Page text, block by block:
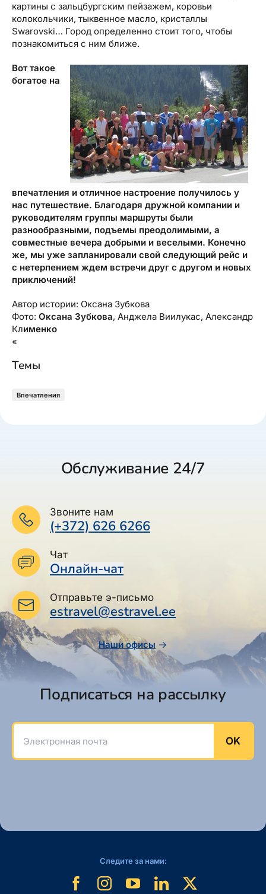
картины с зальцбургским пейзажем, коровьи
колокольчики, тыквенное масло, кристаллы
Swarovski… Город определенно стоит того, чтобы
познакомиться с ним ближе.
Вот такое
богатое на
впечатления и отличное настроение получилось у
нас путешествие. Благодаря дружной компании и
руководителям группы маршруты были
разнообразными, подъемы преодолимыми, а
совместные вечера добрыми и веселыми. Конечно
же, мы уже запланировали свой следующий рейс и
с нетерпением ждем встречи друг с другом и новых
приключений!
Автор истории: Оксана Зубкова
Фото: Оксана Зубкова, Анджела Виилукас, Александр
Клименко
«
Темы
Впечатления
Обслуживание 24/7
Звоните нам
(+372) 626 6266
Чат
Онлайн-чат
Отправьте э-письмо
estravel@estravel.ee
Наши офисы
Подписаться на рассылку
Электронная почта
OK
Следите за нами: